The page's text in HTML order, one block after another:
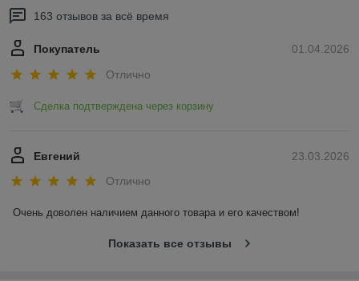
163 отзывов за всё время
01.04.2026
Покупатель
Отлично
Сделка подтверждена через корзину
23.03.2026
Евгений
Отлично
Очень доволен наличием данного товара и его качеством!
Показать все отзывы